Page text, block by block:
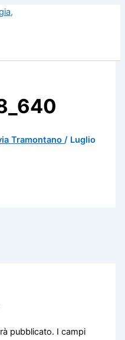
Tramontano/ Luglio
pubblicato. I campi